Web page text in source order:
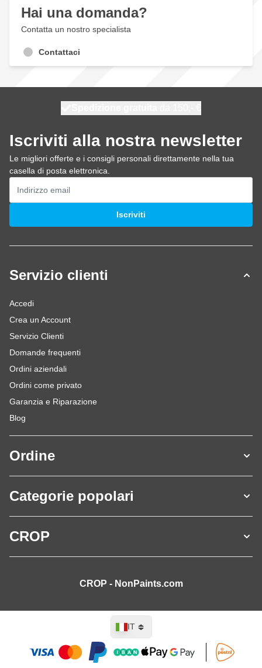
Hai una domanda?
Contatta un nostro specialista
Contattaci
Iscriviti alla nostra newsletter
Le migliori offerte e i consigli personali direttamente nella tua
casella di posta elettronica.
Indirizzo email
Iscriviti
Servizio clienti
Accedi
Crea un Account
Servizio Clienti
Domande frequenti
Ordini aziendali
Ordini come privato
Garanzia e Riparazione
Blog
Ordine
Categorie popolari
CROP
CROP - NonPaints.com
Lingua
IT